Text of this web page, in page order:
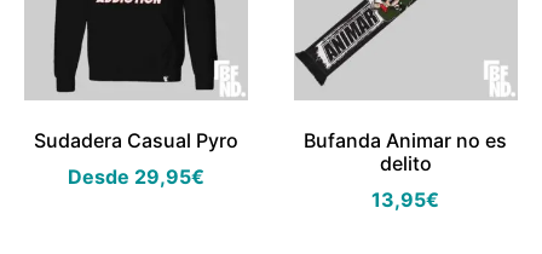
Sudadera Casual Pyro
Desde 29,95€
Bufanda Animar no es
delito
13,95€